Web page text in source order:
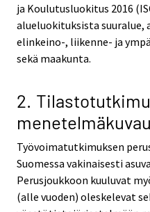
ja Koulutusluokitus 2016
alueluokituksista suuralue,
elinkeino-, liikenne- ja
sekä maakunta.
2.
Työvoimatutkimuksen
Suomessa vakinaisesti
Perusjoukkoon kuuluvat
(alle vuoden) oleskelevat